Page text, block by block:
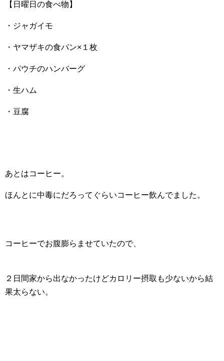
【日曜日の食べ物】
・ジャガイモ
・ヤマザキの食パン×１枚
・パウチのハンバーグ
・生ハム
・豆腐
あとはコーヒー。
ほんとに中毒にだろってぐらいコーヒー飲んでました。
コーヒーでお腹膨らませていたので、
２日間家から出なかったけどカロリー摂取も少ないから結
果太らない。